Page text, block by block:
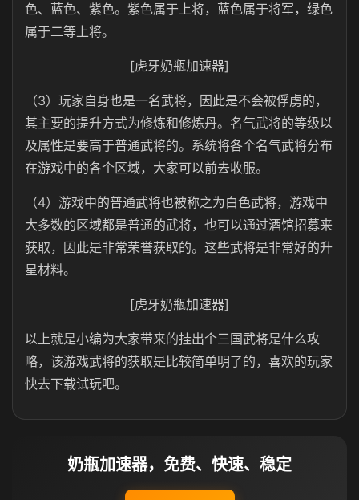
色、蓝色、紫色。紫色属于上将，蓝色属于将军，绿色
属于二等上将。
[虎牙奶瓶加速器]
（3）玩家自身也是一名武将，因此是不会被俘虏的，
其主要的提升方式为修炼和修炼丹。名气武将的等级以
及属性是要高于普通武将的。系统将各个名气武将分布
在游戏中的各个区域，大家可以前去收服。
（4）游戏中的普通武将也被称之为白色武将，游戏中
大多数的区域都是普通的武将，也可以通过酒馆招募来
获取，因此是非常荣誉获取的。这些武将是非常好的升
星材料。
[虎牙奶瓶加速器]
以上就是小编为大家带来的挂出个三国武将是什么攻
略，该游戏武将的获取是比较简单明了的，喜欢的玩家
快去下载试玩吧。
奶瓶加速器，免费、快速、稳定